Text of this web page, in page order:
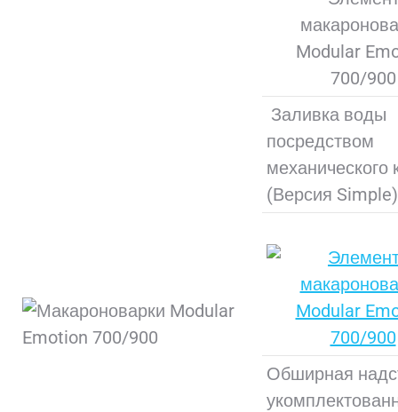
Заливка воды
посредством
механического
(Версия Simple)
Обширная